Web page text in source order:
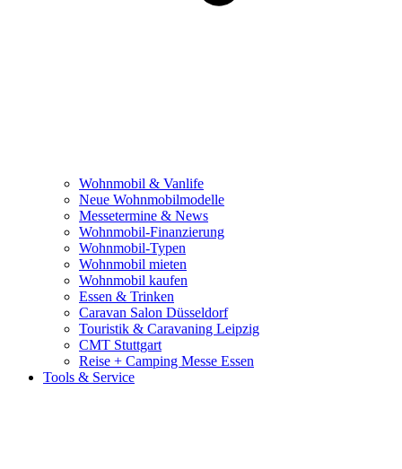
Wohnmobil & Vanlife
Neue Wohnmobilmodelle
Messetermine & News
Wohnmobil-Finanzierung
Wohnmobil-Typen
Wohnmobil mieten
Wohnmobil kaufen
Essen & Trinken
Caravan Salon Düsseldorf
Touristik & Caravaning Leipzig
CMT Stuttgart
Reise + Camping Messe Essen
Tools & Service